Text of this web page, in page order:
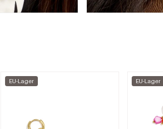
EU-Lager EU-Lager